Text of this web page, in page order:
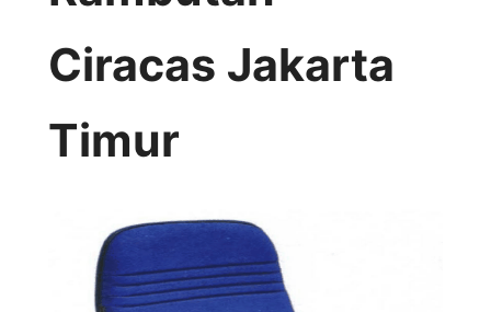
Ciracas Jakarta
Timur